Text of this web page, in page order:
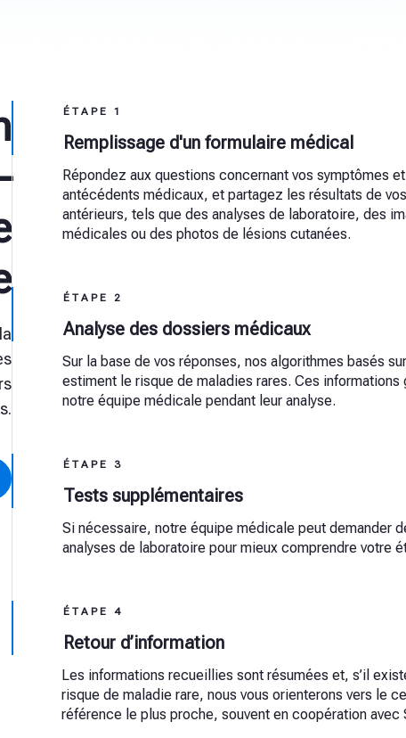
ÉTAPE 1
Remplissage d'un formulaire médical
Répondez aux questions concernant vos symptômes
antécédents médicaux, et partagez les résultats de
antérieurs, tels que des analyses de laboratoire, des
médicales ou des photos de lésions cutanées.
ÉTAPE 2
Analyse des dossiers médicaux
Sur la base de vos réponses, nos algorithmes basés sur
estiment le risque de maladies rares. Ces informations
notre équipe médicale pendant leur analyse.
ÉTAPE 3
Tests supplémentaires
Si nécessaire, notre équipe médicale peut demander
analyses de laboratoire pour mieux comprendre votre
ÉTAPE 4
Retour d’information
Les informations recueillies sont résumées et, s’il
risque de maladie rare, nous vous orienterons vers le
référence le plus proche, souvent en coopération avec